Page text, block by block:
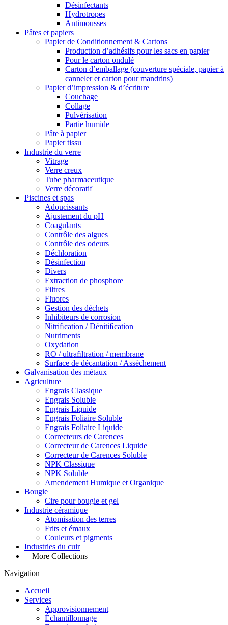
Désinfectants
Hydrotropes
Antimousses
Pâtes et papiers
Papier de Conditionnement & Cartons
Production d’adhésifs pour les sacs en papier
Pour le carton ondulé
Carton d’emballage (couverture spéciale, papier à
canneler et carton pour mandrins)
Papier d’impression & d’écriture
Couchage
Collage
Pulvérisation
Partie humide
Pâte à papier
Papier tissu
Industrie du verre
Vitrage
Verre creux
Tube pharmaceutique
Verre décoratif
Piscines et spas
Adoucissants
Ajustement du pH
Coagulants
Contrôle des algues
Contrôle des odeurs
Déchloration
Désinfection
Divers
Extraction de phosphore
Filtres
Fluores
Gestion des déchets
Inhibiteurs de corrosion
Nitriﬁcation / Dénitiﬁcation
Nutriments
Oxydation
RO / ultraﬁltration / membrane
Surface de décantation / Assèchement
Galvanisation des métaux
Agriculture
Engrais Classique
Engrais Soluble
Engrais Liquide
Engrais Foliaire Soluble
Engrais Foliaire Liquide
Correcteurs de Carences
Correcteur de Carences Liquide
Correcteur de Carences Soluble
NPK Classique
NPK Soluble
Amendement Humique et Organique
Bougie
Cire pour bougie et gel
Industrie céramique
Atomisation des terres
Frits et émaux
Couleurs et pigments
Industries du cuir
+ More Collections
Navigation
Accueil
Services
Approvisionnement
Échantillonnage